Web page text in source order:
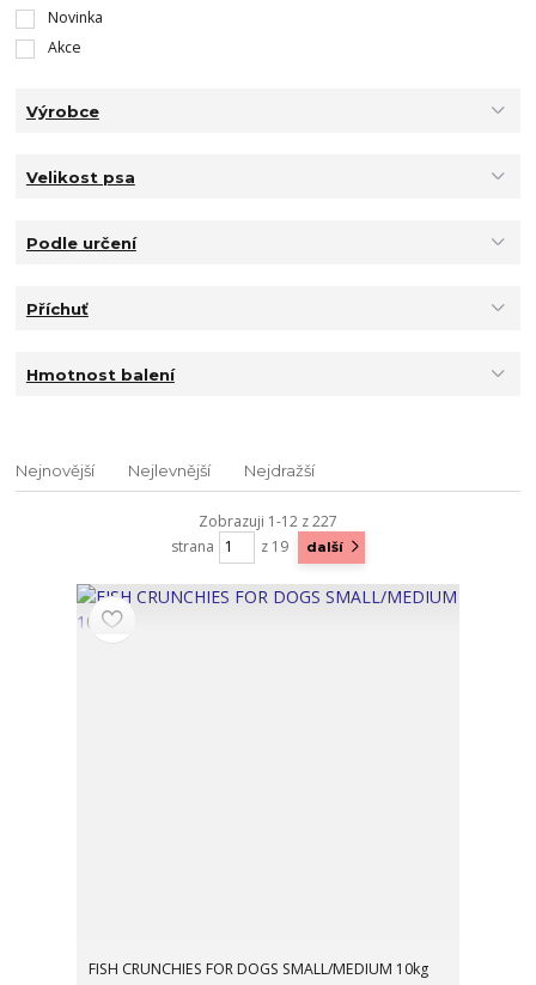
Novinka
Akce
Výrobce
Velikost psa
Podle určení
Příchuť
Hmotnost balení
Nejnovější Nejlevnější Nejdražší
Zobrazuji 1-12 z 227
strana
z 19 další
FISH CRUNCHIES FOR DOGS SMALL/MEDIUM 10kg